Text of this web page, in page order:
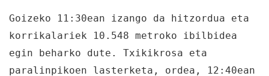
Goizeko 11:30ean izango da hitzordua eta
korrikalariek
10.548 metroko ibilbidea
egin beharko dute. Txikikrosa eta
paralinpikoen lasterketa, ordea, 12:40ean